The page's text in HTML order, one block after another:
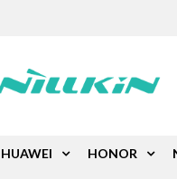
HUAWEI HONOR